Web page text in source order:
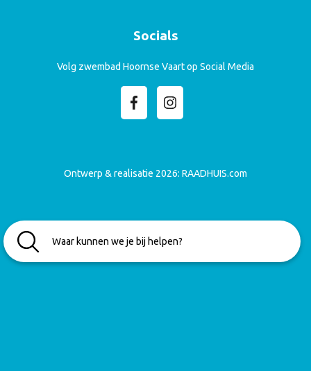
Socials
Volg zwembad Hoornse Vaart op Social Media
Ontwerp & realisatie 2026: RAADHUIS.com